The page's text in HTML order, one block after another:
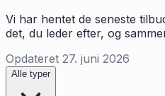
Vi har hentet de seneste
det, du leder efter, og
Opdateret 27. juni 2026
Sorter tilbud fra
Alle typer